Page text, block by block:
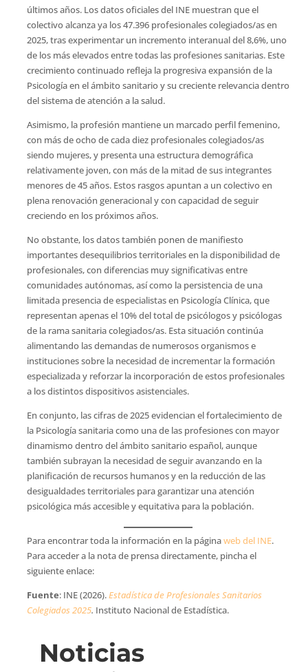
últimos años. Los datos oficiales del INE muestran que el
colectivo alcanza ya los 47.396 profesionales colegiados/as en
2025, tras experimentar un incremento interanual del 8,6%, uno
de los más elevados entre todas las profesiones sanitarias. Este
crecimiento continuado refleja la progresiva expansión de la
Psicología en el ámbito sanitario y su creciente relevancia dentro
del sistema de atención a la salud.
Asimismo, la profesión mantiene un marcado perfil femenino,
con más de ocho de cada diez profesionales colegiados/as
siendo mujeres, y presenta una estructura demográfica
relativamente joven, con más de la mitad de sus integrantes
menores de 45 años. Estos rasgos apuntan a un colectivo en
plena renovación generacional y con capacidad de seguir
creciendo en los próximos años.
No obstante, los datos también ponen de manifiesto
importantes desequilibrios territoriales en la disponibilidad de
profesionales, con diferencias muy significativas entre
comunidades autónomas, así como la persistencia de una
limitada presencia de especialistas en Psicología Clínica, que
representan apenas el 10% del total de psicólogos y psicólogas
de la rama sanitaria colegiados/as. Esta situación continúa
alimentando las demandas de numerosos organismos e
instituciones sobre la necesidad de incrementar la formación
especializada y reforzar la incorporación de estos profesionales
a los distintos dispositivos asistenciales.
En conjunto, las cifras de 2025 evidencian el fortalecimiento de
la Psicología sanitaria como una de las profesiones con mayor
dinamismo dentro del ámbito sanitario español, aunque
también subrayan la necesidad de seguir avanzando en la
planificación de recursos humanos y en la reducción de las
desigualdades territoriales para garantizar una atención
psicológica más accesible y equitativa para la población.
Para encontrar toda la información en la páginaweb del INE.
Para acceder a la nota de prensa directamente, pincha el
siguiente enlace:
Fuente: INE (2026).Estadística de Profesionales Sanitarios
Colegiados 2025. Instituto Nacional de Estadística.
Noticias